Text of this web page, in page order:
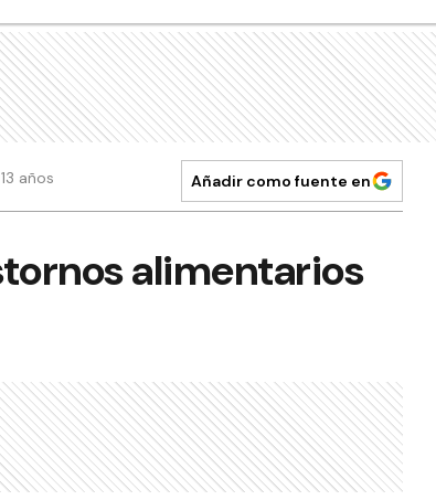
años Añadir como fuente en
alimentarios